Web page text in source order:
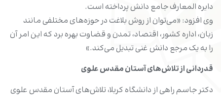
دایره المعارف جامع دانش پرداخته است.
وی افزود: «می‌توان از روش بلاغت در حوزه‌های مختلفی مانند
زبان، اداره کشور، اقتصاد، تمدن و قضاوت بهره برد که این امر آن
را به یک مرجع دانش غنی تبدیل می‌کند.»
قدردانی از تلاش‌های آستان مقدس علوی
دکتر جاسم راهی از دانشگاه کربلا، تلاش‌های آستان مقدس علوی